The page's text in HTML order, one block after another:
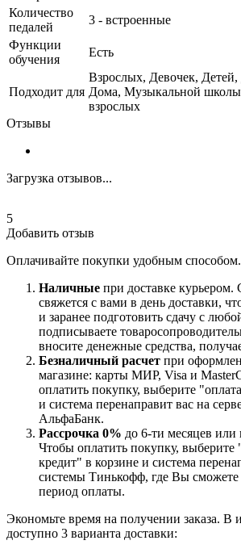
Количество
педалей
3 - встроенные
Функции
обучения
Есть
Подходит для
Взрослых, Девочек, Детей,
Дома, Музыкальной
взрослых
Отзывы
Загрузка отзывов...
5
Добавить отзыв
Оплачивайте покупки удобным способом.
Наличные при доставке курьером.
свяжется с вами в день доставки,
и заранее подготовить сдачу с
подписываете
вносите денежные средства,
Безналичный расчет при
магазине: карты МИР, Visa и
оплатить покупку, выберите
и система перенаправит вас на
АльфаБанк.
Рассрочка 0% до 6-ти месяцев или
Чтобы оплатить покупку, выберите
кредит" в корзине и система
системы Тинькофф, где Вы
период оплаты.
Экономьте время на получении заказа. В
доступно 3 варианта доставки: